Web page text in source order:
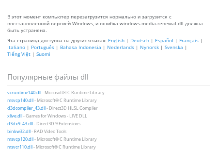
В этот момент компьютер перезагрузится нормально и загрузится с
восстановленной версией Windows, и ошибка windows.media.renewal.dll должна
быть устранена.
Эта страница доступна на других языках: English | Deutsch | Español | Français |
Italiano | Português | Bahasa Indonesia | Nederlands | Nynorsk | Svenska |
Tiếng Việt | Suomi
Популярные файлы dll
vcruntime140.dll- Microsoft® C Runtime Library
msvcp140.dll- Microsoft® C Runtime Library
d3dcompiler_43.dll- Direct3D HLSL Compiler
xlive.dll- Games for Windows - LIVE DLL
d3dx9_43.dll- Direct3D 9 Extensions
binkw32.dll- RAD Video Tools
msvcp120.dll- Microsoft® C Runtime Library
msvcr110.dll- Microsoft® C Runtime Library